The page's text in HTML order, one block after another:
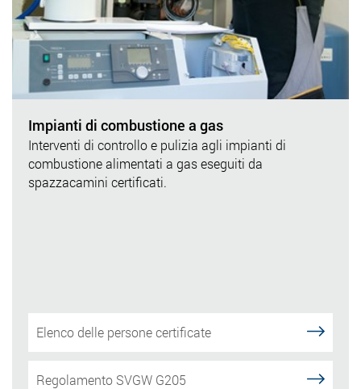
Impianti di combustione a gas
Interventi di controllo e pulizia agli impianti di
combustione alimentati a gas eseguiti da
spazzacamini certificati.
Elenco delle persone certificate
Regolamento SVGW G205